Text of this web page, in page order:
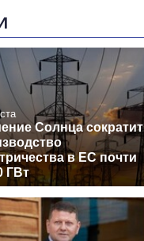
Солнца сократит
в ЕС почти
ГВт